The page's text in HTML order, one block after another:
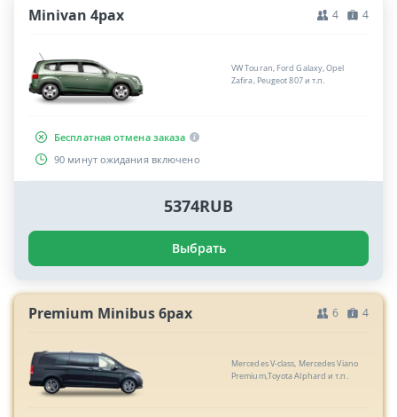
Minivan 4pax 4 4
VW Touran, Ford Galaxy, Opel
Zafira, Peugeot 807 и т.п.
Бесплатная отмена заказа
90 минут ожидания включено
5374RUB
Выбрать
Premium Minibus 6pax 6 4
Mercedes V-class, Mercedes Viano
Premium,Toyota Alphard и т.п.